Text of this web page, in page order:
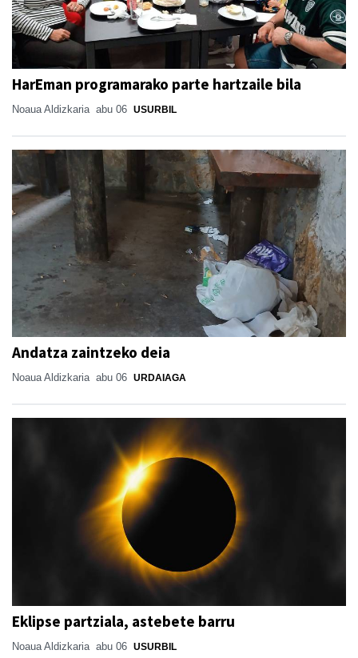
HarEman programarako parte hartzaile bila
Noaua Aldizkaria abu 06 USURBIL
Andatza zaintzeko deia
Noaua Aldizkaria abu 06 URDAIAGA
Eklipse partziala, astebete barru
Noaua Aldizkaria abu 06 USURBIL